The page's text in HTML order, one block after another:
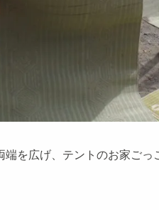
を広げ、テントのお家ごっ